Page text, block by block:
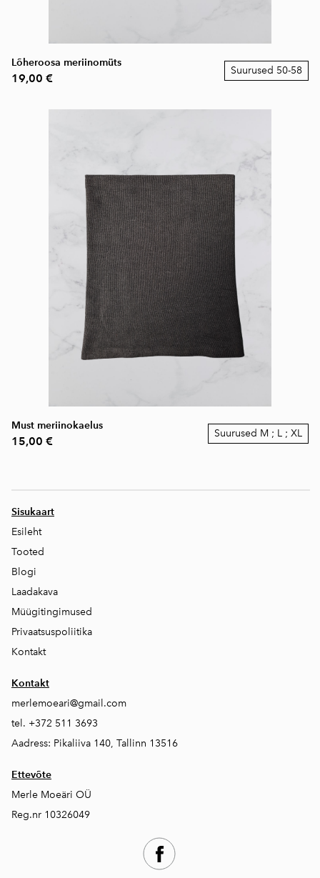
Lõheroosa meriinomüts
19,00 €
Suurused 50-58
Must meriinokaelus
15,00 €
Suurused M ; L ; XL
Sisukaart
Esileht
Tooted
Blogi
Laadakava
Müügitingimused
Privaatsuspoliitika
Kontakt
Kontakt
merlemoeari@gmail.com
tel. +372 511 3693
Aadress: Pikaliiva 140, Tallinn 13516
Ettevõte
Merle Moeäri OÜ
Reg.nr 10326049